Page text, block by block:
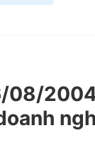
08/